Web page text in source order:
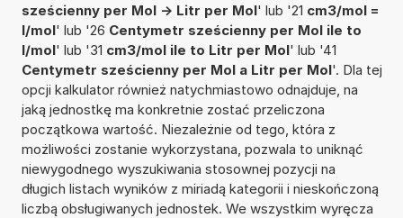
sześcienny per Mol -> Litr per Mol' lub '21 cm3/mol =
l/mol' lub '26 Centymetr sześcienny per Mol ile to
l/mol' lub '31 cm3/mol ile to Litr per Mol' lub '41
Centymetr sześcienny per Mol a Litr per Mol'. Dla tej
opcji kalkulator również natychmiastowo odnajduje, na
jaką jednostkę ma konkretnie zostać przeliczona
początkowa wartość. Niezależnie od tego, która z
możliwości zostanie wykorzystana, pozwala to uniknąć
niewygodnego wyszukiwania stosownej pozycji na
długich listach wyników z miriadą kategorii i nieskończoną
liczbą obsługiwanych jednostek. We wszystkim wyręcza